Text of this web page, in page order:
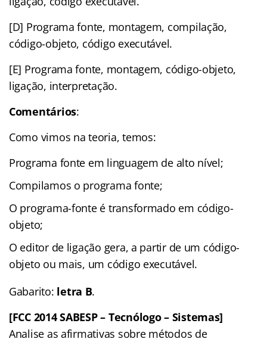
[D] Programa fonte, montagem, compilação,
código-objeto, código executável.
[E] Programa fonte, montagem, código-objeto,
ligação, interpretação.
Comentários:
Como vimos na teoria, temos:
Programa fonte em linguagem de alto nível;
Compilamos o programa fonte;
O programa-fonte é transformado em código-
objeto;
O editor de ligação gera, a partir de um código-
objeto ou mais, um código executável.
Gabarito: letra B.
[FCC 2014 SABESP – Tecnólogo – Sistemas]
Analise as afirmativas sobre métodos de